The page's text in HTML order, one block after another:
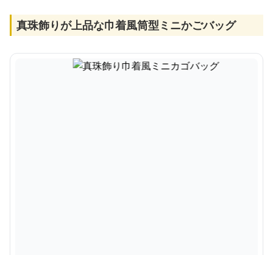
真珠飾りが上品な巾着風筒型ミニかごバッグ